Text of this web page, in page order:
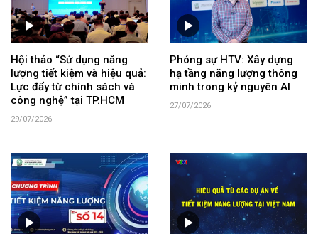
Hội thảo “Sử dụng năng
lượng tiết kiệm và hiệu quả:
Lực đẩy từ chính sách và
công nghệ” tại TP.HCM
29/07/2026
Phóng sự HTV: Xây dựng
hạ tầng năng lượng thông
minh trong kỷ nguyên AI
27/07/2026